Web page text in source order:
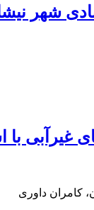
شهر
با
کامران داوری